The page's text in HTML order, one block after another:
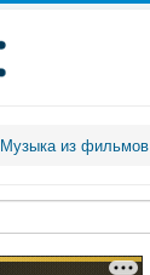
Музыка из фильмов